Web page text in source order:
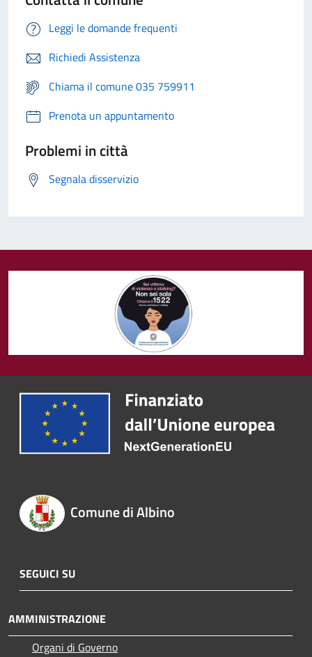
Leggi le domande frequenti
Richiedi Assistenza
Chiama il comune 035 759911
Prenota un appuntamento
Problemi in città
Segnala disservizio
Comune di Albino
SEGUICI SU
AMMINISTRAZIONE
Organi di Governo